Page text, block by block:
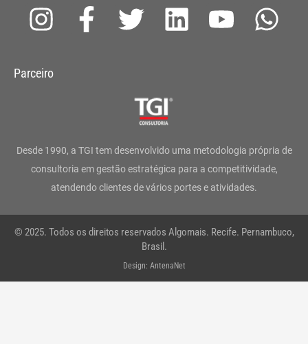
I
s
g
r
a
m
F
a
o
o
k
-
T
t
e
r
L
d
i
n
Y
b
e
W
a
p
Parceiro
Desde 1990, a TGI tem desenvolvido uma metodologia própria de
consultoria em gestão estratégica para a competitividade,
atendendo clientes de vários portes e atividades.
© 2025. Todos os direitos reservados Algomais. Recife. Pernambuco,
Brasil.
Design: AntenaNet